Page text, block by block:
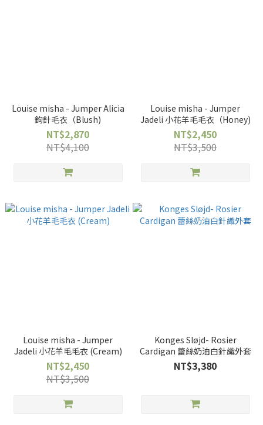
Louise misha - Jumper Alicia
鉤針毛衣（Blush)
NT$2,870
NT$4,100
Louise misha - Jumper
Jadeli 小花羊毛毛衣（Honey)
NT$2,450
NT$3,500
Louise misha - Jumper
Jadeli 小花羊毛毛衣 (Cream)
NT$2,450
NT$3,500
Konges Sløjd- Rosier
Cardigan 蕾絲奶油白針織外套
NT$3,380